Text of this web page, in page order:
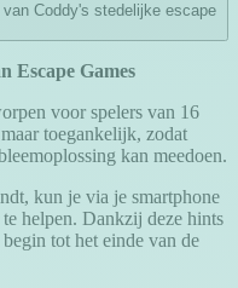
Escape Games
voor spelers van 16
toegankelijk, zodat
kan meedoen.
kun je via je smartphone
helpen. Dankzij deze hints
tot het einde van de